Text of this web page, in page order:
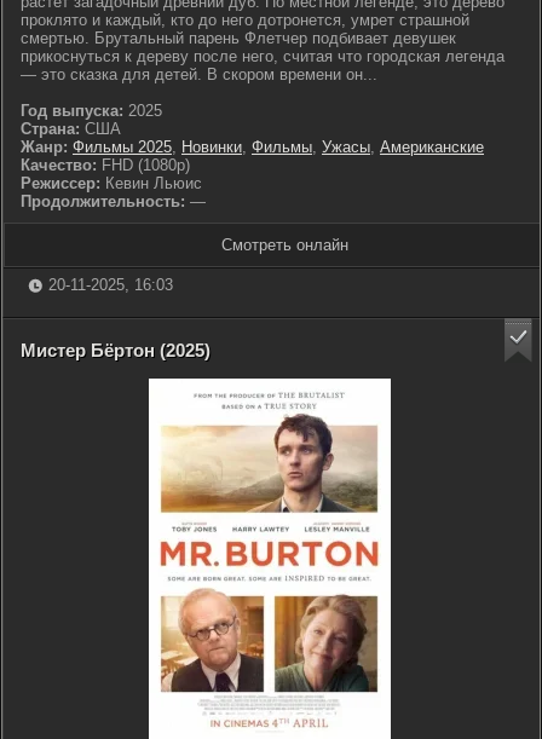
проклято и каждый, кто до него дотронется, умрет страшной
смертью. Брутальный парень Флетчер подбивает девушек
прикоснуться к дереву после него, считая что городская легенда
— это сказка для детей. В скором времени он...
Год выпуска: 2025
Страна: США
Жанр: Фильмы 2025, Новинки, Фильмы, Ужасы, Американские
Качество: FHD (1080p)
Режиссер: Кевин Льюис
Продолжительность: —
Смотреть онлайн
20-11-2025, 16:03
Мистер Бёртон (2025)